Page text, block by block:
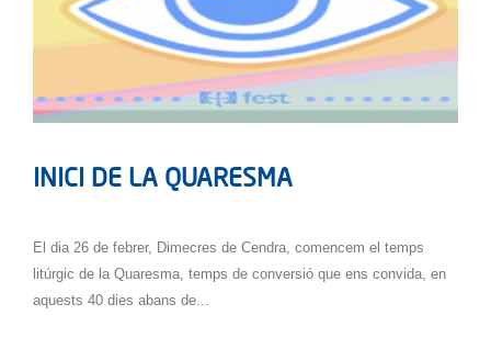
INICI DE LA QUARESMA
El dia 26 de febrer, Dimecres de Cendra, comencem el temps
litúrgic de la Quaresma, temps de conversió que ens convida, en
aquests 40 dies abans de...